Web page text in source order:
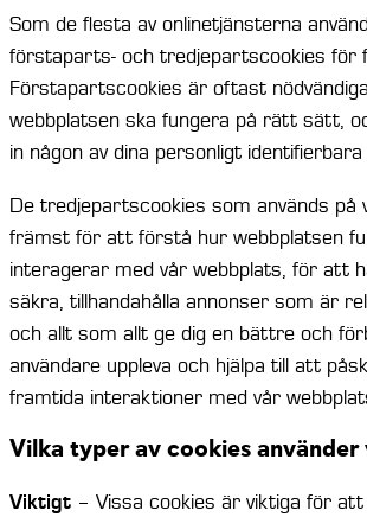
Som de flesta av onlinetjänsterna
förstaparts- och tredjepartscookies för
Förstapartscookies är oftast
webbplatsen ska fungera på rätt sätt,
in någon av dina personligt
De tredjepartscookies som används på
främst för att förstå hur webbplatsen
interagerar med vår webbplats, för att
säkra, tillhandahålla annonser som är
och allt som allt ge dig en bättre och
användare uppleva och hjälpa till att
framtida interaktioner med vår
Vilka typer av cookies använder
Viktigt – Vissa cookies är viktiga för